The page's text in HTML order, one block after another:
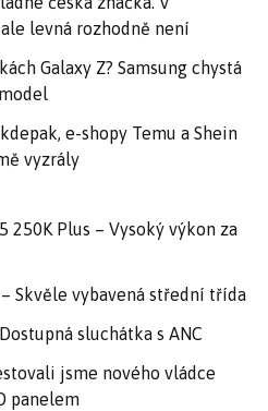
levná rozhodně není
Galaxy Z? Samsung chystá
e-shopy Temu a Shein
vyzrály
250K Plus – Vysoký výkon za
– Skvěle vybavená střední třída
sluchátka s ANC
jsme nového vládce
panelem